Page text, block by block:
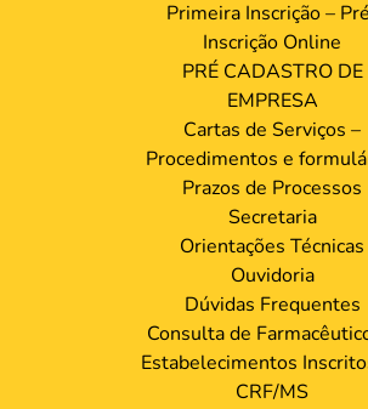
Primeira Inscrição –
Inscrição Online
PRÉ CADASTRO DE
EMPRESA
Cartas de Serviços –
Procedimentos e
Prazos de Processos
Secretaria
Orientações Técnicas
Ouvidoria
Dúvidas Frequentes
Consulta de
Estabelecimentos
CRF/MS